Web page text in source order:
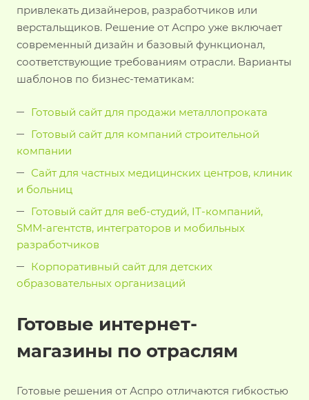
привлекать дизайнеров, разработчиков или
верстальщиков. Решение от Аспро уже включает
современный дизайн и базовый функционал,
соответствующие требованиям отрасли. Варианты
шаблонов по бизнес-тематикам:
Готовый сайт для продажи металлопроката
Готовый сайт для компаний строительной
компании
Сайт для частных медицинских центров, клиник
и больниц
Готовый сайт для веб-студий, IT-компаний,
SMM-агентств, интеграторов и мобильных
разработчиков
Корпоративный сайт для детских
образовательных организаций
Готовые интернет-
магазины по отраслям
Готовые решения от Аспро отличаются гибкостью